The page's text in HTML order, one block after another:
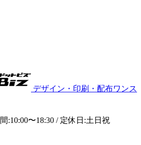
デザイン・印刷・配布ワンス
:10:00〜18:30 / 定休日:土日祝